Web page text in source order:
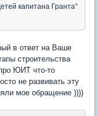
капитана Гранта"
в ответ на Ваше
строительства
ЮИТ что-то
не развивать эту
мое обращение ))))